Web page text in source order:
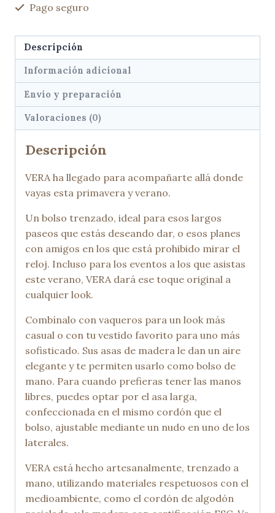
Pago seguro
Descripción
Información adicional
Envío y preparación
Valoraciones (0)
Descripción
VERA ha llegado para acompañarte allá donde
vayas esta primavera y verano.
Un bolso trenzado, ideal para esos largos
paseos que estás deseando dar, o esos planes
con amigos en los que está prohibido mirar el
reloj. Incluso para los eventos a los que asistas
este verano, VERA dará ese toque original a
cualquier look.
Combínalo con vaqueros para un look más
casual o con tu vestido favorito para uno más
sofisticado. Sus asas de madera le dan un aire
elegante y te permiten usarlo como bolso de
mano. Para cuando prefieras tener las manos
libres, puedes optar por el asa larga,
confeccionada en el mismo cordón que el
bolso, ajustable mediante un nudo en uno de los
laterales.
VERA está hecho artesanalmente, trenzado a
mano, utilizando materiales respetuosos con el
medioambiente, como el cordón de algodón